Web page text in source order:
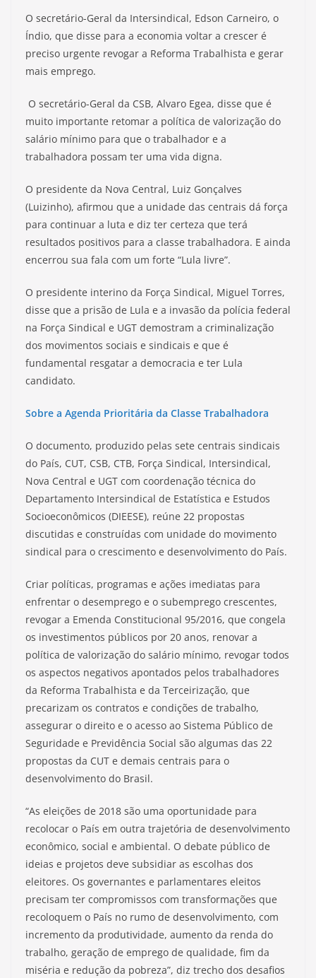
O secretário-Geral da Intersindical, Edson Carneiro, o
Índio, que disse para a economia voltar a crescer é
preciso urgente revogar a Reforma Trabalhista e gerar
mais emprego.
O secretário-Geral da CSB, Alvaro Egea, disse que é
muito importante retomar a política de valorização do
salário mínimo para que o trabalhador e a
trabalhadora possam ter uma vida digna.
O presidente da Nova Central, Luiz Gonçalves
(Luizinho), afirmou que a unidade das centrais dá força
para continuar a luta e diz ter certeza que terá
resultados positivos para a classe trabalhadora. E ainda
encerrou sua fala com um forte “Lula livre”.
O presidente interino da Força Sindical, Miguel Torres,
disse que a prisão de Lula e a invasão da polícia federal
na Força Sindical e UGT demostram a criminalização
dos movimentos sociais e sindicais e que é
fundamental resgatar a democracia e ter Lula
candidato.
Sobre a Agenda Prioritária da Classe Trabalhadora
O documento, produzido pelas sete centrais sindicais
do País, CUT, CSB, CTB, Força Sindical, Intersindical,
Nova Central e UGT com coordenação técnica do
Departamento Intersindical de Estatística e Estudos
Socioeconômicos (DIEESE), reúne 22 propostas
discutidas e construídas com unidade do movimento
sindical para o crescimento e desenvolvimento do País.
Criar políticas, programas e ações imediatas para
enfrentar o desemprego e o subemprego crescentes,
revogar a Emenda Constitucional 95/2016, que congela
os investimentos públicos por 20 anos, renovar a
política de valorização do salário mínimo, revogar todos
os aspectos negativos apontados pelos trabalhadores
da Reforma Trabalhista e da Terceirização, que
precarizam os contratos e condições de trabalho,
assegurar o direito e o acesso ao Sistema Público de
Seguridade e Previdência Social são algumas das 22
propostas da CUT e demais centrais para o
desenvolvimento do Brasil.
“As eleições de 2018 são uma oportunidade para
recolocar o País em outra trajetória de desenvolvimento
econômico, social e ambiental. O debate público de
ideias e projetos deve subsidiar as escolhas dos
eleitores. Os governantes e parlamentares eleitos
precisam ter compromissos com transformações que
recoloquem o País no rumo de desenvolvimento, com
incremento da produtividade, aumento da renda do
trabalho, geração de emprego de qualidade, fim da
miséria e redução da pobreza”, diz trecho dos desafios